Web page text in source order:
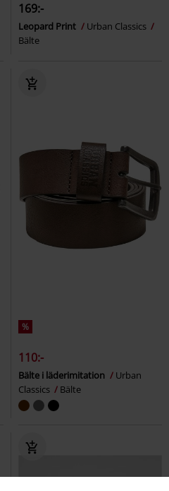
169:-
Leopard Print
Urban Classics
Bälte
%
110:-
Bälte i läderimitation
Urban
Classics
Bälte